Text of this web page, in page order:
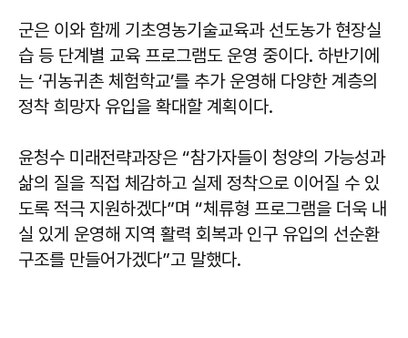
군은 이와 함께 기초영농기술교육과 선도농가 현장실
습 등 단계별 교육 프로그램도 운영 중이다. 하반기에
는 ‘귀농귀촌 체험학교’를 추가 운영해 다양한 계층의
정착 희망자 유입을 확대할 계획이다.
윤청수 미래전략과장은 “참가자들이 청양의 가능성과
삶의 질을 직접 체감하고 실제 정착으로 이어질 수 있
도록 적극 지원하겠다”며 “체류형 프로그램을 더욱 내
실 있게 운영해 지역 활력 회복과 인구 유입의 선순환
구조를 만들어가겠다”고 말했다.